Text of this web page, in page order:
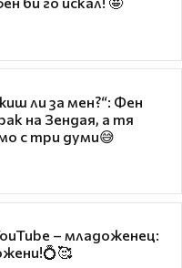
ли за мен?“: Фен
на Зендая, а тя
с три думи😅
– младоженец: